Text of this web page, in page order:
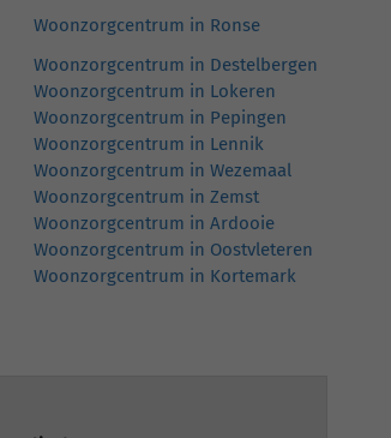
Woonzorgcentrum in Ronse
Woonzorgcentrum in Destelbergen
Woonzorgcentrum in Lokeren
Woonzorgcentrum in Pepingen
Woonzorgcentrum in Lennik
Woonzorgcentrum in Wezemaal
Woonzorgcentrum in Zemst
Woonzorgcentrum in Ardooie
Woonzorgcentrum in Oostvleteren
Woonzorgcentrum in Kortemark